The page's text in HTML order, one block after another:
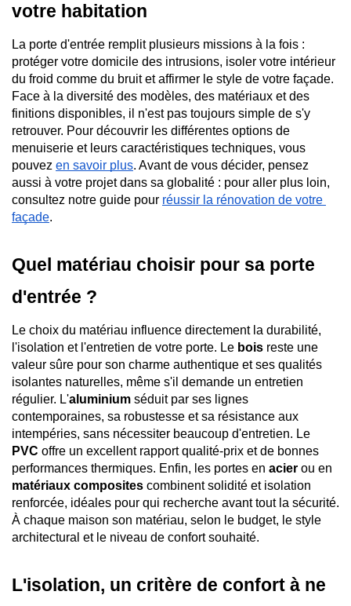
votre habitation
La porte d'entrée remplit plusieurs missions à la fois :
protéger votre domicile des intrusions, isoler votre intérieur
du froid comme du bruit et affirmer le style de votre façade.
Face à la diversité des modèles, des matériaux et des
finitions disponibles, il n'est pas toujours simple de s'y
retrouver. Pour découvrir les différentes options de
menuiserie et leurs caractéristiques techniques, vous
pouvez en savoir plus. Avant de vous décider, pensez
aussi à votre projet dans sa globalité : pour aller plus loin,
consultez notre guide pour réussir la rénovation de votre
façade.
Quel matériau choisir pour sa porte
d'entrée ?
Le choix du matériau influence directement la durabilité,
l'isolation et l'entretien de votre porte. Le bois reste une
valeur sûre pour son charme authentique et ses qualités
isolantes naturelles, même s'il demande un entretien
régulier. L'aluminium séduit par ses lignes
contemporaines, sa robustesse et sa résistance aux
PVC offre un excellent rapport qualité-prix et de bonnes
performances thermiques. Enfin, les portes en acier
matériaux composites combinent solidité et isolation
renforcée, idéales pour qui recherche avant tout la sécurité.
À chaque maison son matériau, selon le budget, le style
architectural et le niveau de confort souhaité.
L'isolation, un critère de confort à ne